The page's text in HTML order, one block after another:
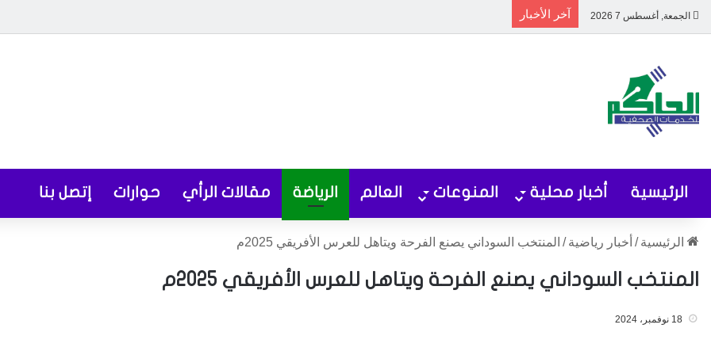
الجمعة, أغسطس 7 2026 آخر الأخبار
الرئيسية أخبار محلية المنوعات العالم الرياضة مقالات الرأي حوارات إتصل بنا
الرئيسية / أخبار رياضية / المنتخب السوداني يصنع الفرحة ويتاهل للعرس الأفريقي 2025م
المنتخب السوداني يصنع الفرحة ويتاهل للعرس الأفريقي 2025م
18 نوفمبر، 2024